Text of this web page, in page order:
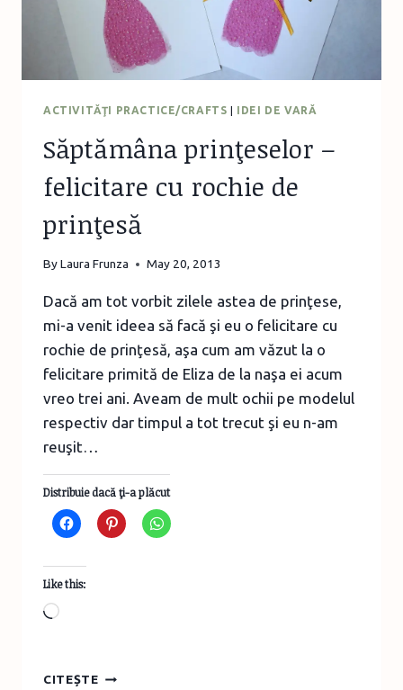
ACTIVITĂŢI PRACTICE/CRAFTS | IDEI DE VARĂ
Săptămâna prinţeselor –
felicitare cu rochie de
prinţesă
ByLaura Frunza May 20, 2013
Dacă am tot vorbit zilele astea de prinţese,
mi-a venit ideea să facă şi eu o felicitare cu
rochie de prinţesă, aşa cum am văzut la o
felicitare primită de Eliza de la naşa ei acum
vreo trei ani. Aveam de mult ochii pe modelul
respectiv dar timpul a tot trecut şi eu n-am
reuşit…
Distribuie dacă ţi-a plăcut
Like this:
Loading…
CITEȘTESĂPTĂMÂNA